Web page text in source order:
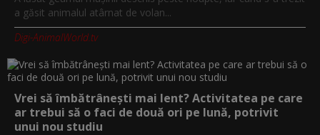
a găsit animalul atârnat de volan...
Digi-AnimalWorld.tv
Vrei să îmbătrânești mai lent? Activitatea pe care
ar trebui să o faci de două ori pe lună, potrivit
unui nou studiu